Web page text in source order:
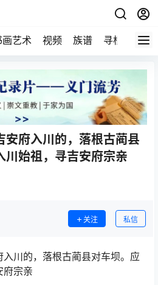
画艺术 视频 族谱 寻根
安府入川的，落根古蔺县
川始祖，寻吉安府宗亲
关注 私信
入川的，落根古蔺县对车坝。应
府宗亲